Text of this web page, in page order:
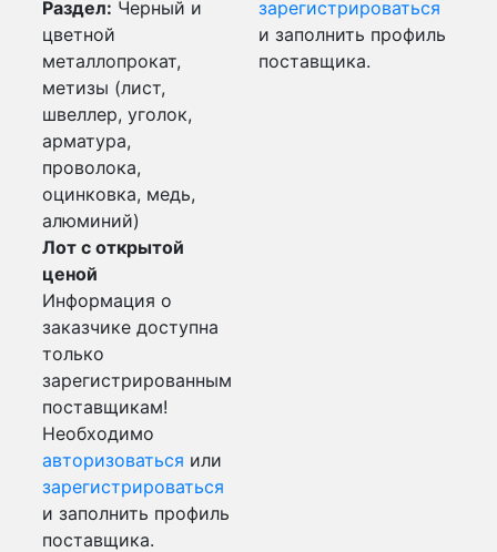
Раздел: Черный и
цветной
металлопрокат,
метизы (лист,
швеллер, уголок,
арматура,
проволока,
оцинковка, медь,
алюминий)
Лот с открытой
ценой
Информация о
заказчике доступна
только
зарегистрированным
поставщикам!
Необходимо
авторизоваться или
зарегистрироваться
и заполнить профиль
поставщика.
зарегистрироваться
и заполнить профиль
поставщика.